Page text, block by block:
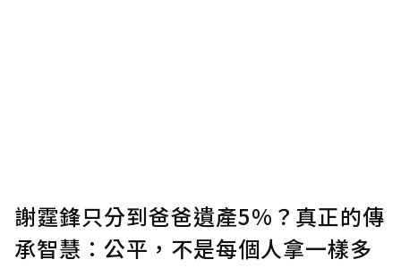
謝霆鋒只分到爸爸遺產5%？真正的傳
承智慧：公平，不是每個人拿一樣多